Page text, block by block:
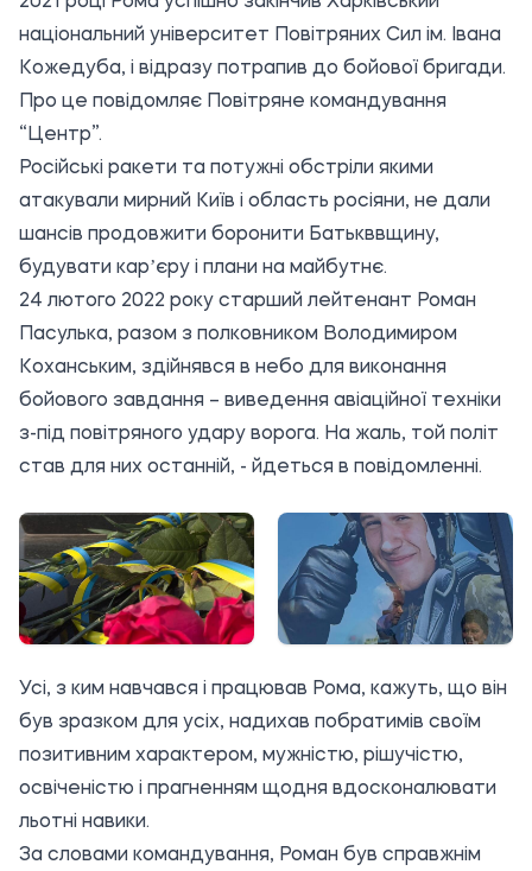
національний університет Повітряних Сил ім. Івана
Кожедуба, і відразу потрапив до бойової бригади.
Про це повідомляє Повітряне командування
“ Центр”.
Російські ракети та потужні обстріли якими
атакували мирний Київ і область росіяни, не дали
шансів продовжити боронити Батькввщину,
будувати карʼєру і плани на майбутнє.
24 лютого 2022 року старший лейтенант Роман
Пасулька, разом з полковником Володимиром
Коханським, здійнявся в небо для виконання
бойового завдання – виведення авіаційної техніки
з-під повітряного удару ворога. На жаль, той політ
став для них останній, - йдеться в повідомленні.
Усі, з ким навчався і працював Рома, кажуть, що він
був зразком для усіх, надихав побратимів своїм
позитивним характером, мужністю, рішучістю,
освіченістю і прагненням щодня вдосконалювати
льотні навики.
За словами командування, Роман був справжнім